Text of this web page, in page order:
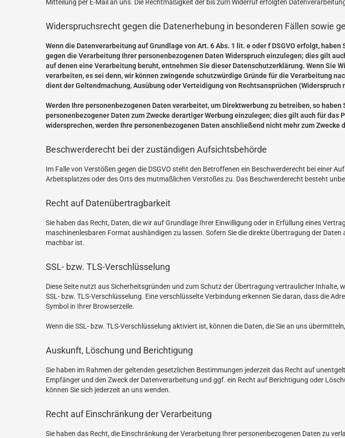
Mitteilung per E-Mail an uns. Die Rechtmäßigkeit der bis zum Widerruf erfolgten
Widerspruchsrecht gegen die Datenerhebung in besonderen Fällen sowie
Wenn die Datenverarbeitung auf Grundlage von Art. 6 Abs. 1 lit. e oder f DSGVO erfolgt,
gegen die Verarbeitung Ihrer personenbezogenen Daten Widerspruch einzulegen; dies gilt
auf denen eine Verarbeitung beruht, entnehmen Sie dieser Datenschutzerklärung. Wenn Sie
verarbeiten, es sei denn, wir können zwingende schutzwürdige Gründe für die Verarbeitung
dient der Geltendmachung, Ausübung oder Verteidigung von Rechtsansprüchen (Widerspruch
Werden Ihre personenbezogenen Daten verarbeitet, um Direktwerbung zu betreiben, so
personenbezogener Daten zum Zwecke derartiger Werbung einzulegen; dies gilt auch für
widersprechen, werden Ihre personenbezogenen Daten anschließend nicht mehr zum Zwecke
Beschwerderecht bei der zuständigen Aufsichtsbehörde
Im Falle von Verstößen gegen die DSGVO steht den Betroffenen ein Beschwerderecht bei einer
Arbeitsplatzes oder des Orts des mutmaßlichen Verstoßes zu. Das Beschwerderecht besteht
Recht auf Daten­übertrag­barkeit
Sie haben das Recht, Daten, die wir auf Grundlage Ihrer Einwilligung oder in Erfüllung eines
maschinenlesbaren Format aushändigen zu lassen. Sofern Sie die direkte Übertragung der
machbar ist.
SSL- bzw. TLS-Verschlüsselung
Diese Seite nutzt aus Sicherheitsgründen und zum Schutz der Übertragung vertraulicher Inhalte,
SSL- bzw. TLS-Verschlüsselung. Eine verschlüsselte Verbindung erkennen Sie daran, dass die
Symbol in Ihrer Browserzeile.
Wenn die SSL- bzw. TLS-Verschlüsselung aktiviert ist, können die Daten, die Sie an uns
Auskunft, Löschung und Berichtigung
Sie haben im Rahmen der geltenden gesetzlichen Bestimmungen jederzeit das Recht auf
Empfänger und den Zweck der Datenverarbeitung und ggf. ein Recht auf Berichtigung oder
können Sie sich jederzeit an uns wenden.
Recht auf Einschränkung der Verarbeitung
Sie haben das Recht, die Einschränkung der Verarbeitung Ihrer personenbezogenen Daten zu